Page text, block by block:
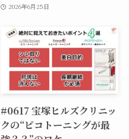
2026年6月25日
#0617 宝塚ヒルズクリニッ
クの“ピコトーニングが最